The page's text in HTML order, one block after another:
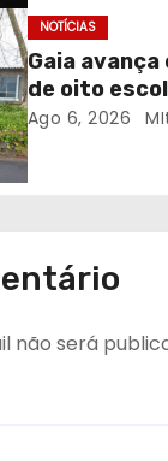
NOTÍCIAS
Gaia
de oito
Ago 6, 2026
não será